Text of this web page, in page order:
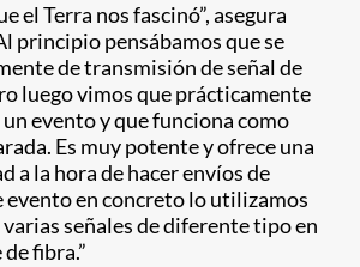
el Terra nos fascinó”, asegura
principio pensábamos que se
de transmisión de señal de
luego vimos que prácticamente
evento y que funciona como
Es muy potente y ofrece una
a la hora de hacer envíos de
evento en concreto lo utilizamos
señales de diferente tipo en
fibra.”